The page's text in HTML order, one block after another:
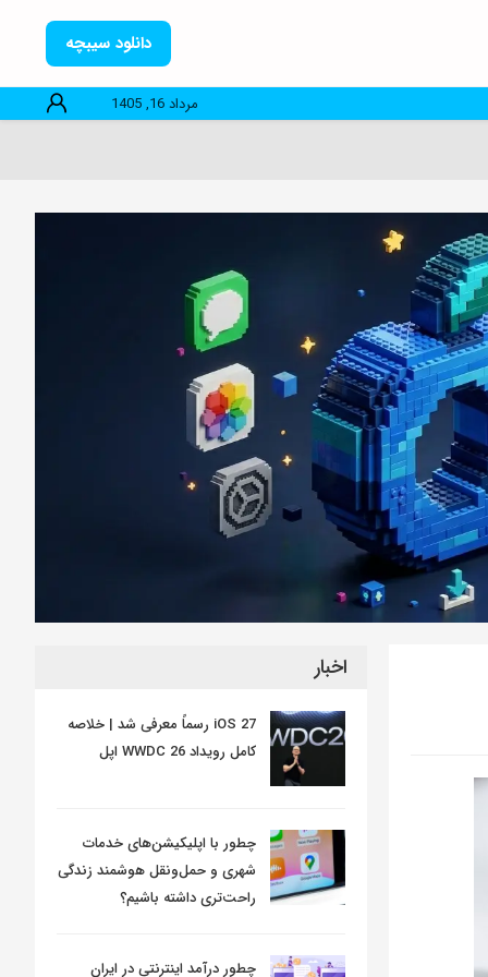
دانلود سیبچه
مرداد 16, 1405
اخبار
iOS 27 رسماً معرفی شد | خلاصه
کامل رویداد WWDC 26 اپل
چطور با اپلیکیشن‌های خدمات
شهری و حمل‌ونقل هوشمند زندگی
راحت‌تری داشته باشیم؟
چطور درآمد اینترنتی در ایران